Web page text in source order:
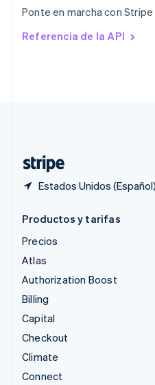
Ponte en marcha con
Referencia de la API
Estados Unidos (Español)
English
English
Productos y tarifas
Precios
Atlas
Authorization Boost
Billing
Capital
Checkout
Climate
Connect